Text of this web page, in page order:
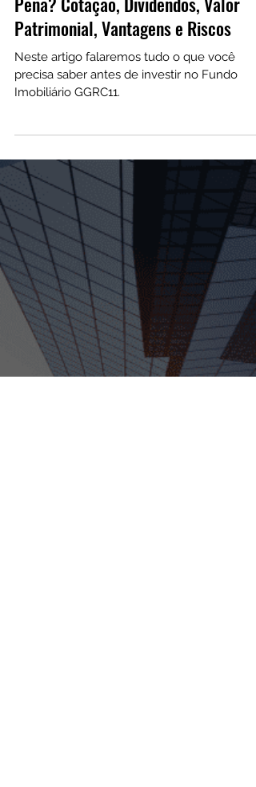
12 de set. de 2022
Fundo Imobiliário GGRC11 Vale a
Pena? Cotação, Dividendos, Valor
Patrimonial, Vantagens e Riscos
Neste artigo falaremos tudo o que você
precisa saber antes de investir no Fundo
Imobiliário GGRC11.